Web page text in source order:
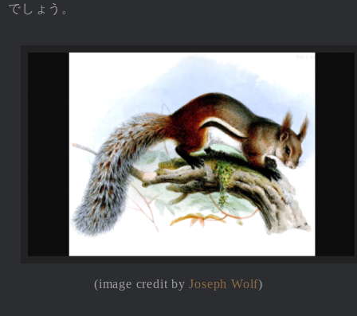
でしょう。
(image credit byJoseph Wolf)